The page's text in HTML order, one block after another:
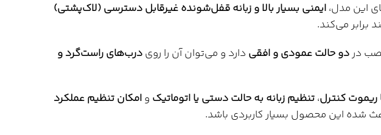
این مدل،ایمنی بسیار بالا و زبانه قفل‌شونده غیرقابل دسترسی (لاک‌پشتی)
برابر می‌کند.
دو حالت عمودی و افقی دارد و می‌توان آن را رویدرب‌های راست‌گرد و
ریموت کنترل،تنظیم زبانه به حالت دستی یا اتوماتیک وامکان تنظیم عملکرد
شده این محصول بسیار کاربردی باشد.